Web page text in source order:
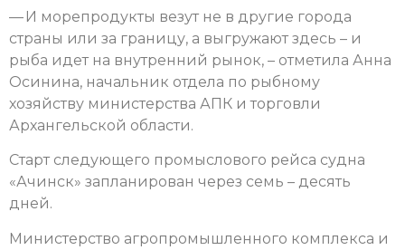
— И морепродукты везут не в другие города
страны или за границу, а выгружают здесь – и
рыба идет на внутренний рынок, – отметила Анна
Осинина, начальник отдела по рыбному
хозяйству министерства АПК и торговли
Архангельской области.
Старт следующего промыслового рейса судна
«Ачинск» запланирован через семь – десять
дней.
Министерство агропромышленного комплекса и